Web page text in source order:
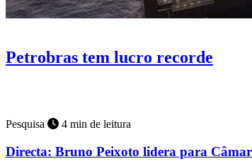
Petrobras tem lucro recorde
Pesquisa 4 min de leitura
Directa: Bruno Peixoto lidera para